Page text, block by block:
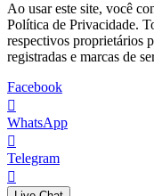
Ao usar este site, você
Política de Privacidade.
respectivos proprietários
registradas e marcas de
Facebook
WhatsApp
Telegram